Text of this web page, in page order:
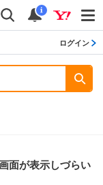
検索
通知
i
ログイン
面が表示しづらい